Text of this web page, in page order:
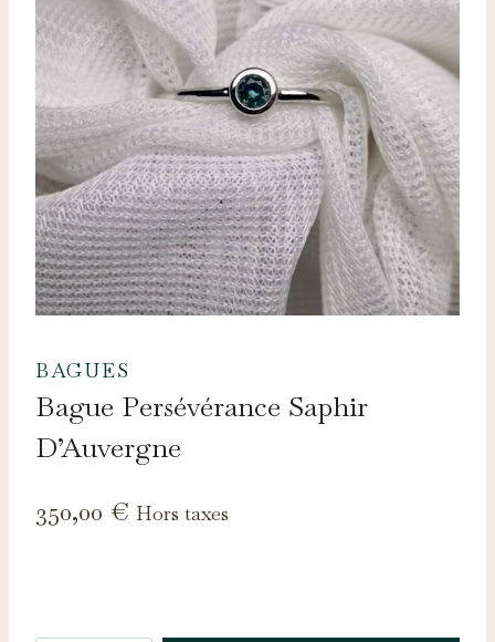
BAGUES
Bague Persévérance Saphir
D’Auvergne
350,00 € Hors taxes